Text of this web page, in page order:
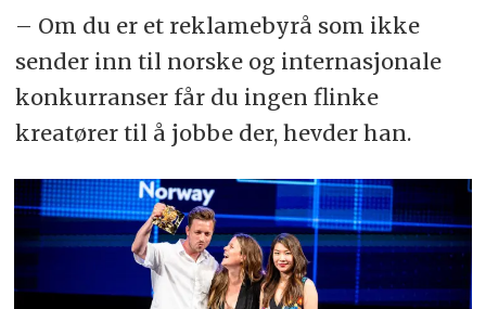
– Om du er et reklamebyrå som ikke
sender inn til norske og internasjonale
konkurranser får du ingen flinke
kreatører til å jobbe der, hevder han.